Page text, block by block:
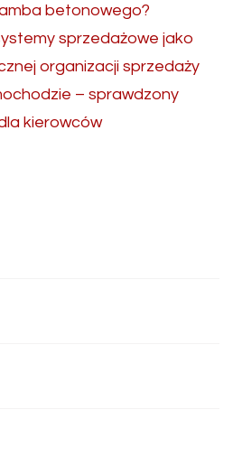
betonowego?
sprzedażowe jako
organizacji sprzedaży
– sprawdzony
kierowców